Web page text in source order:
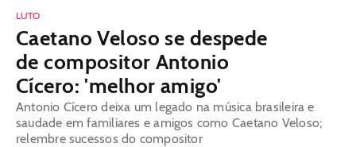
LUTO
Caetano Veloso se despede
de compositor Antonio
Cícero: 'melhor amigo'
Antonio Cícero deixa um legado na música brasileira e
saudade em familiares e amigos como Caetano Veloso;
relembre sucessos do compositor